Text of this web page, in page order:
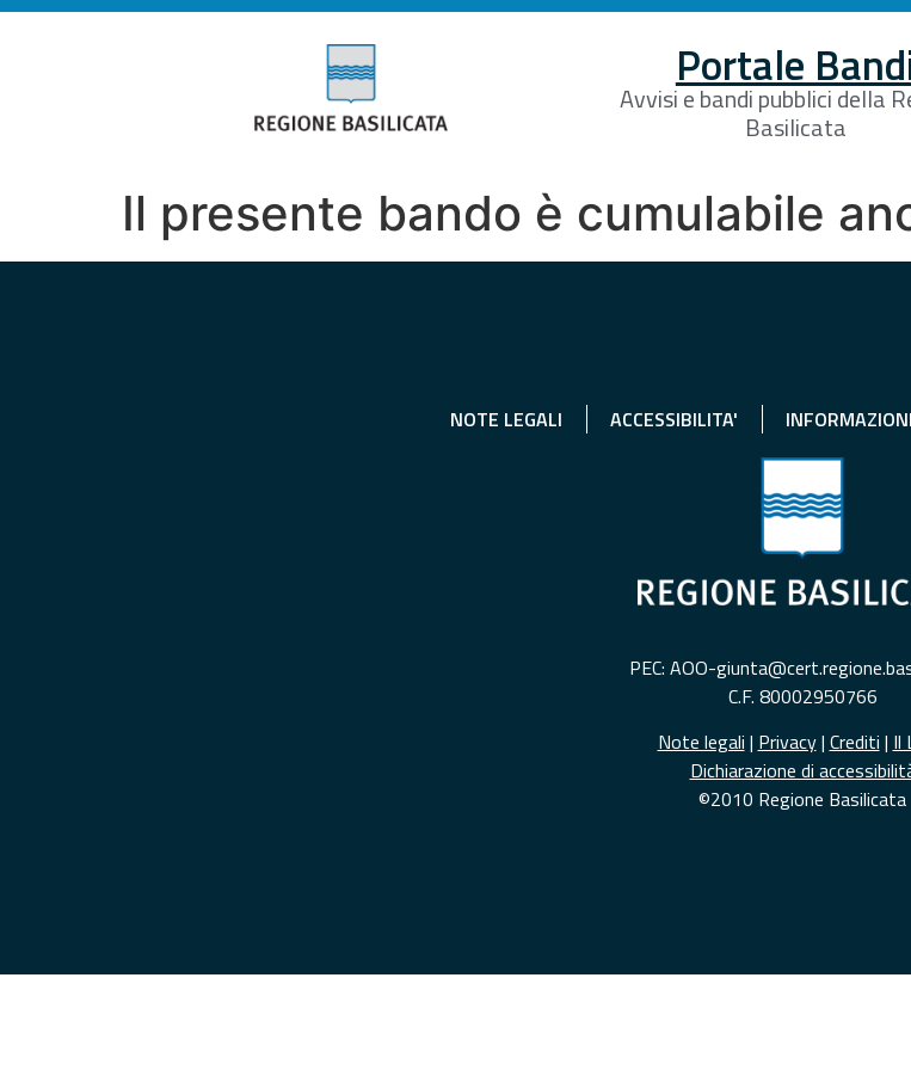
Portale
Avvisi e bandi pubblici della
Basilicata
Il presente bando è cumulabile
NOTE LEGALI ACCESSIBILITA' INFORMAZIONI
PEC: AOO-
C.F. 80002950766
Note legali | Privacy| Crediti | Il
Dichiarazione di
©2010 Regione Basilicata